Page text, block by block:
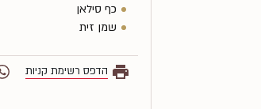
כף סילאן
שמן זית
הדפס רשימת קניות